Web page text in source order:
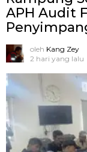
APH Audit
oleh Kang Zey
2 hari yang lalu